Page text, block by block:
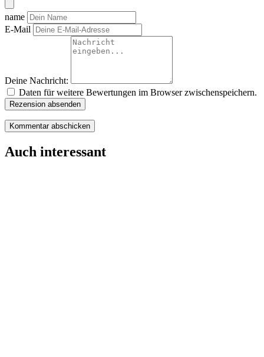
name
E-Mail
Deine Nachricht:
Daten für weitere Bewertungen im Browser zwischenspeichern.
Rezension absenden
Auch interessant